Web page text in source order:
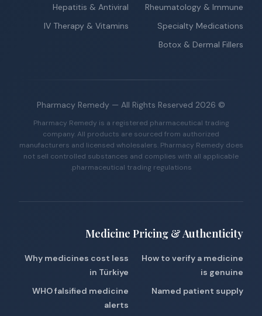
Rheumatology & Immune
Hepatitis & Antiviral
Specialty Medications
IV Therapy & Vitamins
Botox & Dermal Fillers
©
2026
Pharmacy Remedy — All Rights Reserved
Pharmacy Remedy is a registered pharmaceutical trading
company. All products are sourced from authorized
manufacturers and licensed wholesalers. Pharmacy Remedy does
not sell controlled substances and complies with all applicable
pharmaceutical trading regulations.
Medicine Pricing & Authenticity
Why medicines cost less
in Türkiye
How to verify a medicine
is genuine
WHO falsified medicine
alerts
Named patient supply